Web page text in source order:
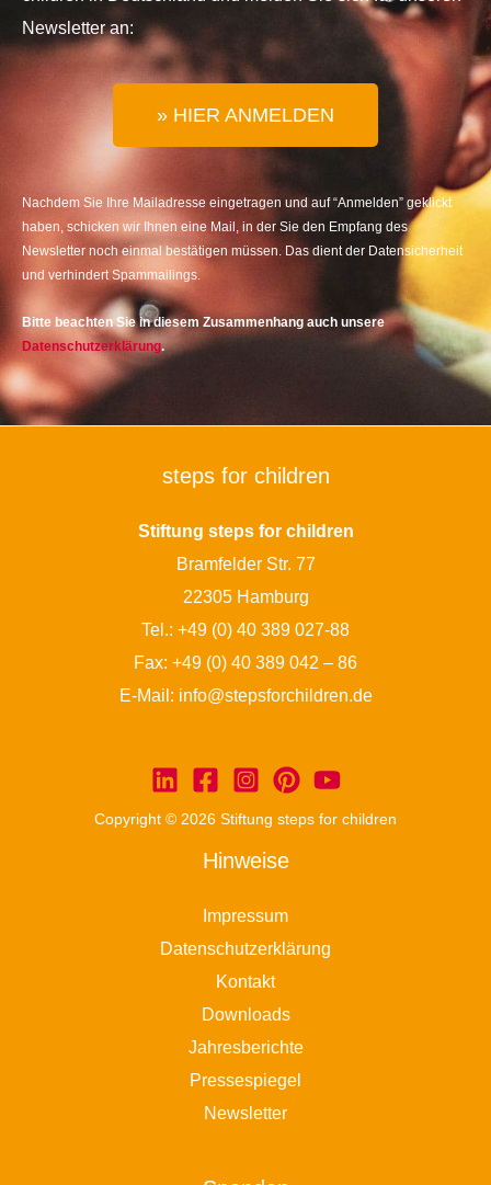
Newsletter an:
» HIER ANMELDEN
Nachdem Sie Ihre Mailadresse eingetragen und auf “Anmelden” geklickt
haben, schicken wir Ihnen eine Mail, in der Sie den Empfang des
Newsletter noch einmal bestätigen müssen. Das dient der Datensicherheit
und verhindert Spammailings.
Bitte beachten Sie in diesem Zusammenhang auch unsere
Datenschutzerklärung.
steps for children
Stiftung steps for children
Bramfelder Str. 77
22305 Hamburg
Tel.: +49 (0) 40 389 027-88
Fax: +49 (0) 40 389 042 – 86
E-Mail: info@stepsforchildren.de
Copyright © 2026 Stiftung steps for children
Hinweise
Impressum
Datenschutzerklärung
Kontakt
Downloads
Jahresberichte
Pressespiegel
Newsletter